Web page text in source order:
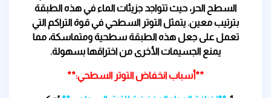
السطح الحر، حيث تتواجد جزيئات الماء في هذه الطبقة
بترتيب معين. يتمثل التوتر السطحي في قوة التراكم التي
تعمل على جعل هذه الطبقة سطحية ومتماسكة، مما
يمنع الجسيمات الأخرى من اختراقها بسهولة.
**أسباب انخفاض التوتر السطحي:**